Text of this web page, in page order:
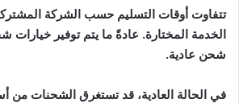
تتفاوت أوقات التسليم حسب الشركة
الخدمة المختارة. عادةً ما يتم توفير
شحن عادية.
في الحالة العادية، قد تستغرق الشحنات من